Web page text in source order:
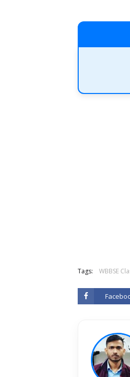
Tags: WBBSE